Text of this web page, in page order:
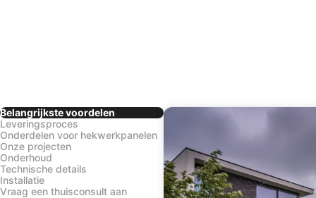
Belangrijkste voordelen
Leveringsproces
Onderdelen voor hekwerkpanelen
Onze projecten
Onderhoud
Technische details
Installatie
Vraag een thuisconsult aan